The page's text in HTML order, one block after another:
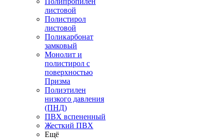
листовой
Полистирол
листовой
Поликарбонат
замковый
Монолит и
полистирол с
поверхностью
Призма
Полиэтилен
низкого давления
(ПНД)
ПВХ вспененный
Жесткий ПВХ
Ещё